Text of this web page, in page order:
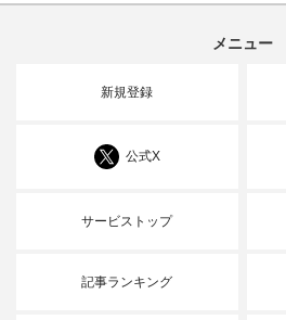
メニュー
新規登録
公式X
サービストップ
記事ランキング